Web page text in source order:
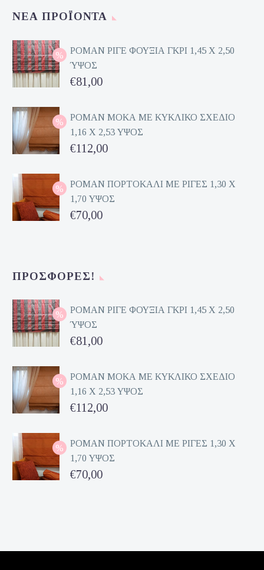
ΝΈΑ ΠΡΟΪΌΝΤΑ
ΡΟΜΑΝ ΡΙΓΕ ΦΟΥΞΙΑ ΓΚΡΙ 1,45 Χ 2,50
ΎΨΟΣ
Original
was:
€162,00.
€81,00
τρέχουσα
τιμή
είναι:
ΡΟΜΑΝ ΜΟΚΑ ΜΕ ΚΥΚΛΙΚΟ ΣΧΕΔΙΟ
1,16 Χ 2,53 ΥΨΟΣ
Original
was:
€224,00.
€112,00
τρέχουσα
τιμή
είναι:
ΡΟΜΑΝ ΠΟΡΤΟΚΑΛΙ ΜΕ ΡΙΓΕΣ 1,30 Χ
1,70 ΥΨΟΣ
Original
€70,00
ΠΡΟΣΦΟΡΈΣ!
ΡΟΜΑΝ ΡΙΓΕ ΦΟΥΞΙΑ ΓΚΡΙ 1,45 Χ 2,50
ΎΨΟΣ
Original
was:
€162,00.
€81,00
τρέχουσα
τιμή
είναι:
ΡΟΜΑΝ ΜΟΚΑ ΜΕ ΚΥΚΛΙΚΟ ΣΧΕΔΙΟ
1,16 Χ 2,53 ΥΨΟΣ
Original
was:
€224,00.
€112,00
τρέχουσα
τιμή
είναι:
ΡΟΜΑΝ ΠΟΡΤΟΚΑΛΙ ΜΕ ΡΙΓΕΣ 1,30 Χ
1,70 ΥΨΟΣ
Original
€70,00